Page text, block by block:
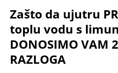
Zašto da ujutru
toplu vodu s
DONOSIMO VAM
RAZLOGA